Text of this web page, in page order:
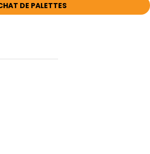
DE PALETTES